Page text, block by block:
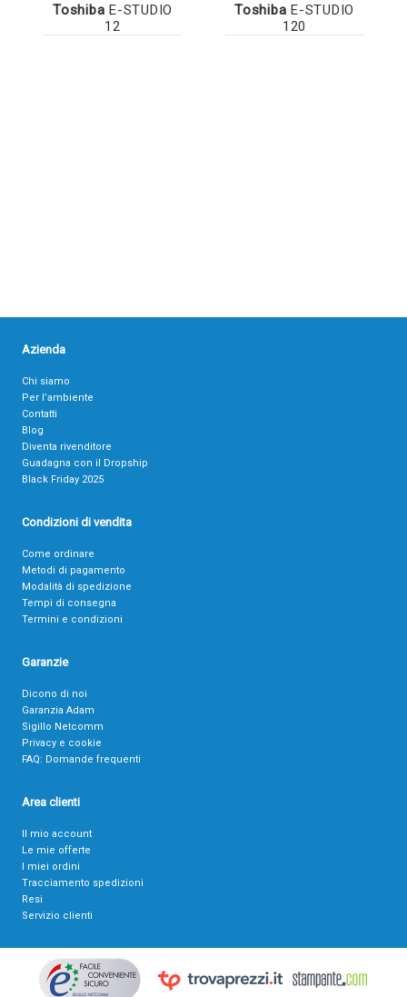
Toshiba E-STUDIO
12
Toshiba E-STUDIO
120
Azienda
Chi siamo
Per l’ambiente
Contatti
Blog
Diventa rivenditore
Guadagna con il Dropship
Black Friday 2025
Condizioni di vendita
Come ordinare
Metodi di pagamento
Modalità di spedizione
Tempi di consegna
Termini e condizioni
Garanzie
Dicono di noi
Garanzia Adam
Sigillo Netcomm
Privacy e cookie
FAQ: Domande frequenti
Area clienti
Il mio account
Le mie offerte
I miei ordini
Tracciamento spedizioni
Resi
Servizio clienti